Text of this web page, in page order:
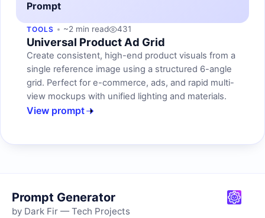
Prompt
TOOLS ~2 min read 431
Universal Product Ad Grid
Create consistent, high-end product visuals from a
single reference image using a structured 6-angle
grid. Perfect for e-commerce, ads, and rapid multi-
view mockups with unified lighting and materials.
View prompt
Prompt Generator
by Dark Fir — Tech Projects